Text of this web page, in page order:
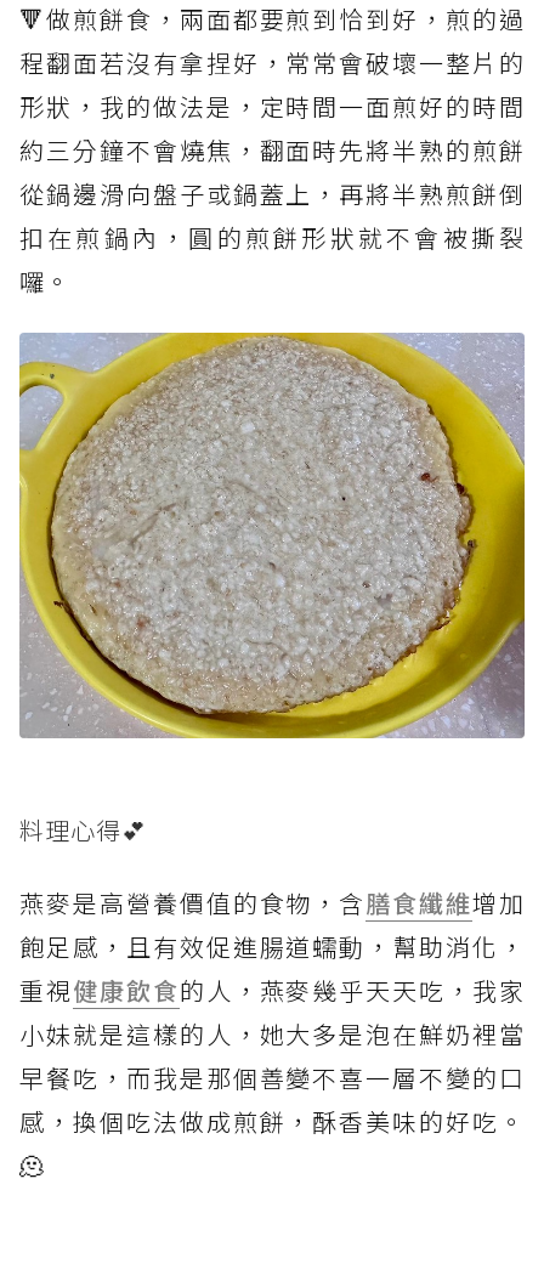
🔻做煎餅食，兩面都要煎到恰到好，煎的過
程翻面若沒有拿捏好，常常會破壞一整片的
形狀，我的做法是，定時間一面煎好的時間
約三分鐘不會燒焦，翻面時先將半熟的煎餅
從鍋邊滑向盤子或鍋蓋上，再將半熟煎餅倒
扣在煎鍋內，圓的煎餅形狀就不會被撕裂
囉。
料理心得💕
燕麥是高營養價值的食物，含膳食纖維增加
飽足感，且有效促進腸道蠕動，幫助消化，
重視健康飲食的人，燕麥幾乎天天吃，我家
小妹就是這樣的人，她大多是泡在鮮奶裡當
早餐吃，而我是那個善變不喜一層不變的口
感，換個吃法做成煎餅，酥香美味的好吃。
🫠